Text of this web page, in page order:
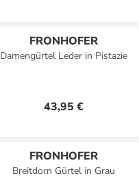
FRONHOFER
Damengürtel Leder in Pistazie
43,95 €
FRONHOFER
Breitdorn Gürtel in Grau